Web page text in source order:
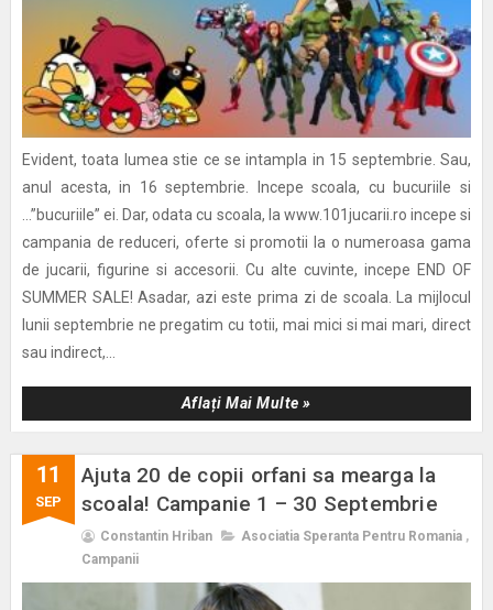
Evident, toata lumea stie ce se intampla in 15 septembrie. Sau,
anul acesta, in 16 septembrie. Incepe scoala, cu bucuriile si
…”bucuriile” ei. Dar, odata cu scoala, la www.101jucarii.ro incepe si
campania de reduceri, oferte si promotii la o numeroasa gama
de jucarii, figurine si accesorii. Cu alte cuvinte, incepe END OF
SUMMER SALE! Asadar, azi este prima zi de scoala. La mijlocul
lunii septembrie ne pregatim cu totii, mai mici si mai mari, direct
sau indirect,...
Aflați Mai Multe »
11
SEP
Ajuta 20 de copii orfani sa mearga la
scoala! Campanie 1 – 30 Septembrie
Constantin Hriban Asociatia Speranta Pentru Romania ,
Campanii